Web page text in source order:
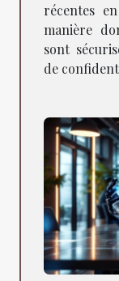
récentes
manière
sont
de